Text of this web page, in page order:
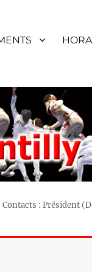
Contacts : Président